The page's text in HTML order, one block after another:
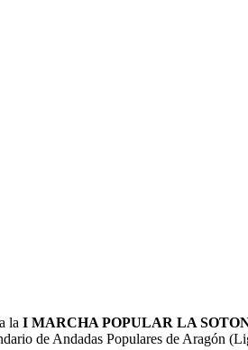
la I MARCHA POPULAR LA
de Andadas Populares de Aragón